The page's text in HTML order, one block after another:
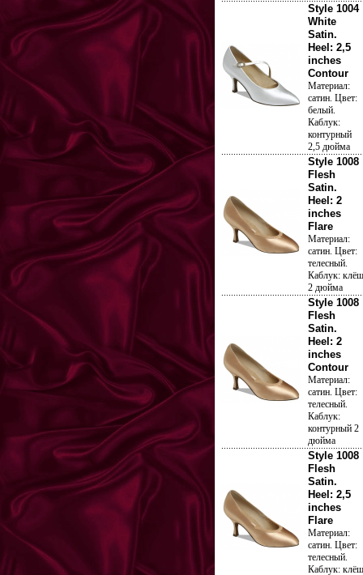
Style 1004
White
Satin.
Heel: 2,5
inches
Contour
Материал:
сатин. Цвет:
белый.
Каблук:
контурный
2,5 дюйма
Style 1008
Flesh
Satin.
Heel: 2
inches
Flare
Материал:
сатин. Цвет:
телесный.
Каблук: клёш
2 дюйма
Style 1008
Flesh
Satin.
Heel: 2
inches
Contour
Материал:
сатин. Цвет:
телесный.
Каблук:
контурный 2
дюйма
Style 1008
Flesh
Satin.
Heel: 2,5
inches
Flare
Материал:
сатин. Цвет:
телесный.
Каблук: клёш